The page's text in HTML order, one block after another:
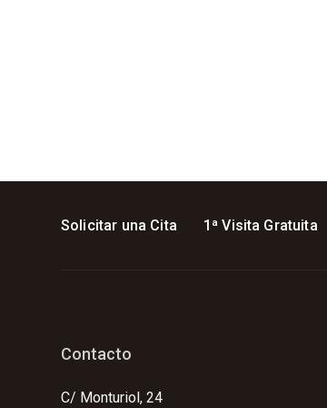
Solicitar una Cita 1ª Visita Gratuita
Contacto
C/ Monturiol, 24